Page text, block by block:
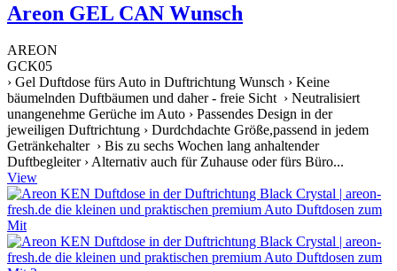
Areon GEL CAN Wunsch
AREON
GCK05
› Gel Duftdose fürs Auto in Duftrichtung Wunsch › Keine
bäumelnden Duftbäumen und daher - freie Sicht › Neutralisiert
unangenehme Gerüche im Auto › Passendes Design in der
jeweiligen Duftrichtung › Durdchdachte Größe,passend in jedem
Getränkehalter › Bis zu sechs Wochen lang anhaltender
Duftbegleiter › Alternativ auch für Zuhause oder fürs Büro...
View